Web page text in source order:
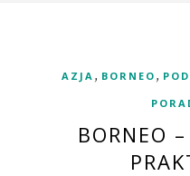
AZJA , BORNEO ,
BORNEO